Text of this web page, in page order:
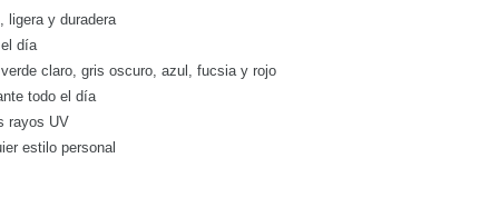
, ligera y duradera
día
claro, gris oscuro, azul, fucsia y rojo
todo el día
rayos UV
estilo personal